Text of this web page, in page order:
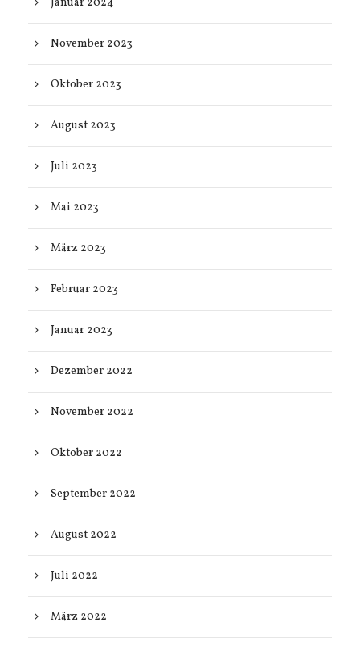
November 2023
Oktober 2023
August 2023
Juli 2023
Mai 2023
März 2023
Februar 2023
Januar 2023
Dezember 2022
November 2022
Oktober 2022
September 2022
August 2022
Juli 2022
März 2022